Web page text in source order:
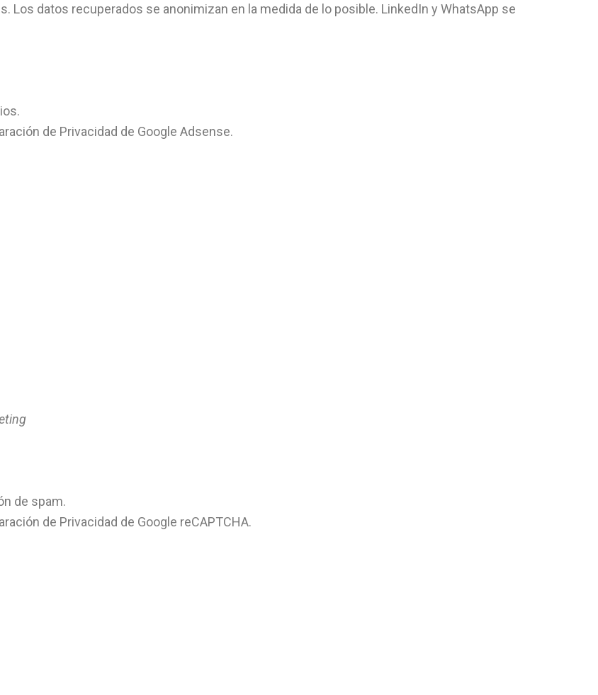
Los datos recuperados se anonimizan en la medida de lo posible. LinkedIn y WhatsApp se
de Privacidad de Google Adsense.
de spam.
de Privacidad de Google reCAPTCHA.